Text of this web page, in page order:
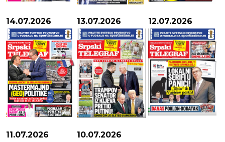
14.07.2026 13.07.2026 12.07.2026
11.07.2026 10.07.2026